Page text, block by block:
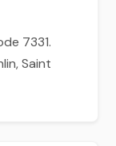
7331.
Saint